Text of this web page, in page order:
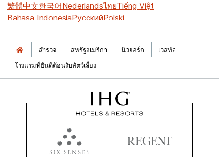
繁體中文한국어NederlandsไทยTiếng Việt
Bahasa IndonesiaРусскийPolski
สำรวจ สหรัฐอเมริกา นิวยอร์ก
เวสทัล
โรงแรมที่ยินดีต้อนรับสัตว์เลี้ยง